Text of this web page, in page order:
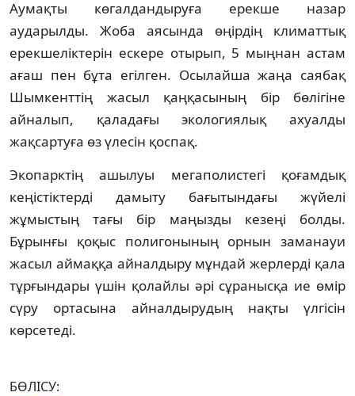
Аумақты көгалдандыруға ерекше назар
аударылды. Жоба аясында өңірдің климаттық
ерекшеліктерін ескере отырып, 5 мыңнан астам
ағаш пен бұта егілген. Осылайша жаңа саябақ
Шымкенттің жасыл қаңқасының бір бөлігіне
айналып, қаладағы экологиялық ахуалды
жақсартуға өз үлесін қоспақ.
Экопарктің ашылуы мегаполистегі қоғамдық
кеңістіктерді дамыту бағытындағы жүйелі
жұмыстың тағы бір маңызды кезеңі болды.
Бұрынғы қоқыс полигонының орнын заманауи
жасыл аймаққа айналдыру мұндай жерлерді қала
тұрғындары үшін қолайлы әрі сұранысқа ие өмір
сүру ортасына айналдырудың нақты үлгісін
көрсетеді.
БӨЛІСУ: